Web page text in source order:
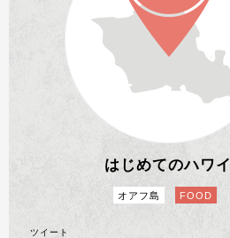
はじめてのハワイ
オアフ島 FOOD
ツイート